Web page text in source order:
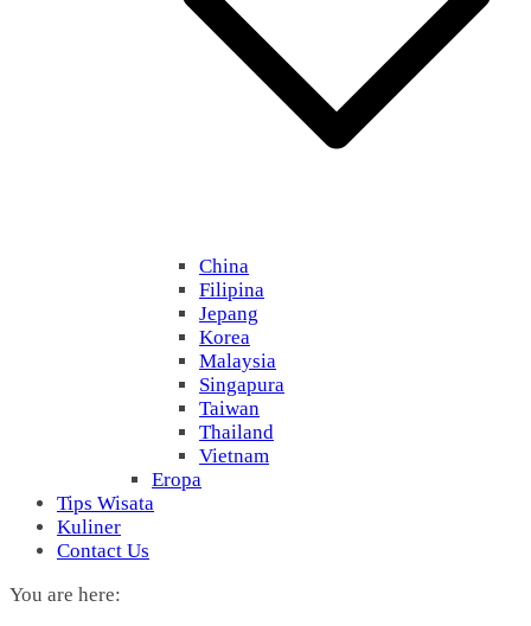
China
Filipina
Jepang
Korea
Malaysia
Singapura
Taiwan
Thailand
Vietnam
Eropa
Tips Wisata
Kuliner
Contact Us
You are here: